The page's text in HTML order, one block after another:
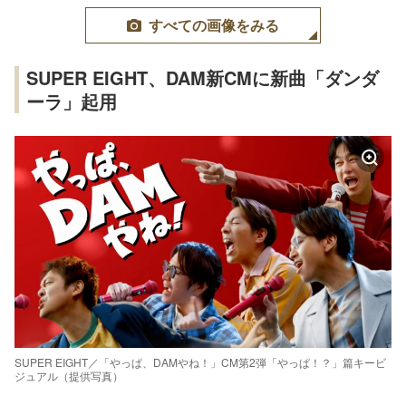
すべての画像をみる
SUPER EIGHT、DAM新CMに新曲「ダンダ
ーラ」起用
SUPER EIGHT／「やっぱ、DAMやね！」CM第2弾「やっぱ！？」篇キービ
ジュアル（提供写真）